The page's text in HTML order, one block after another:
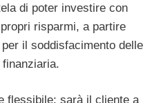
di poter investire con
risparmi, a partire
il soddisfacimento delle
flessibile: sarà il cliente a